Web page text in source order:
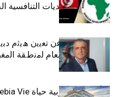
الاجتماعي وتحديات التنافسية
ﺗﯾﺗرا ﺑﺎك ﺗﻌﻠن ﻋن ﺗﻌﯾﯾن ھﯾﺛم
ﻣﻧﺻب اﻟﻣدﯾر اﻟﻌﺎم ﻟﻣﻧطﻘﺔ
وﻏرب أﻓرﯾﻘﯾﺎ